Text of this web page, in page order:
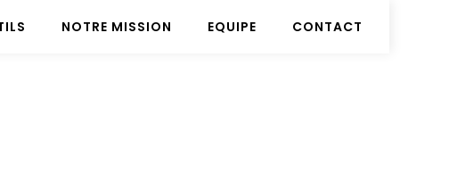
EQUIPE CONTACT
NOTRE MISSION